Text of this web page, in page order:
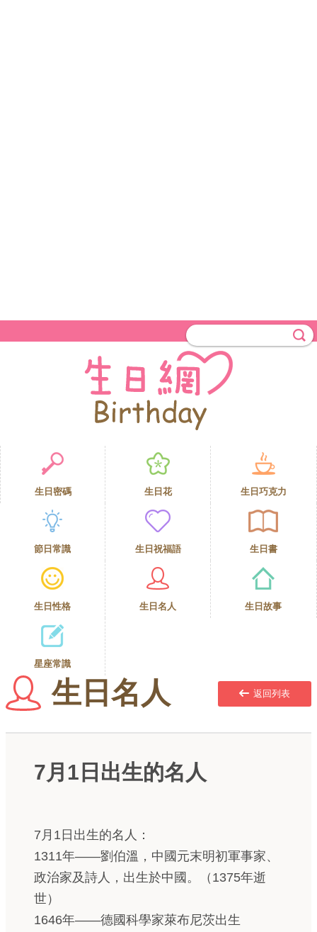
生日密碼 生日花 生日巧克力
節日常識 生日祝福語 生日書
生日性格 生日名人 生日故事
星座常識
生日名人 返回列表
7月1日出生的名人
7月1日出生的名人：
1311年——劉伯溫，中國元末明初軍事家、
政治家及詩人，出生於中國。（1375年逝
世）
1646年——德國科學家萊布尼茨出生